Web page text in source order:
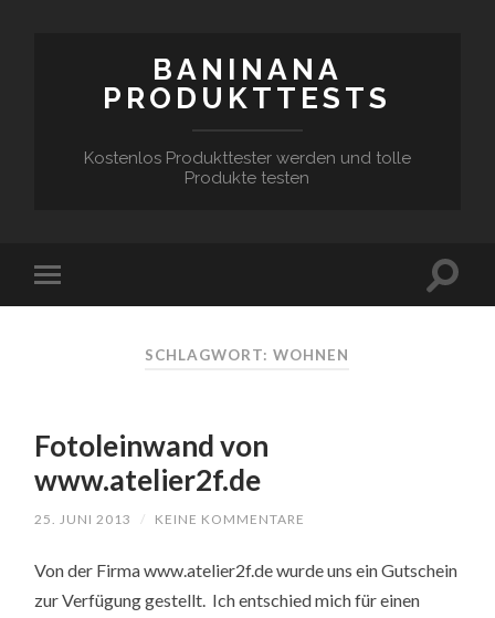
BANINANA
PRODUKTTESTS
Kostenlos Produkttester werden und tolle
Produkte testen
SCHLAGWORT:WOHNEN
Fotoleinwand von
www.atelier2f.de
25. JUNI 2013 / KEINE KOMMENTARE
Von der Firma www.atelier2f.de wurde uns ein Gutschein
zur Verfügung gestellt. Ich entschied mich für einen